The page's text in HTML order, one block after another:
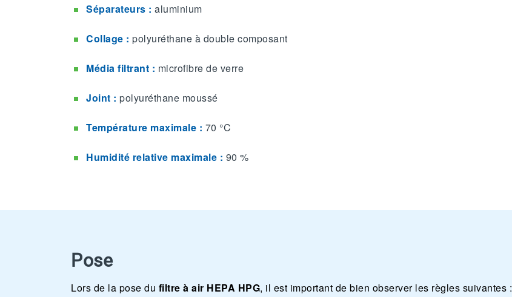
Séparateurs : aluminium
Collage : polyuréthane à double composant
Média filtrant : microfibre de verre
Joint : polyuréthane moussé
Température maximale : 70 °C
Humidité relative maximale : 90 %
Pose
Lors de la pose du filtre à air HEPA HPG, il est important de bien observer les règles suivantes :